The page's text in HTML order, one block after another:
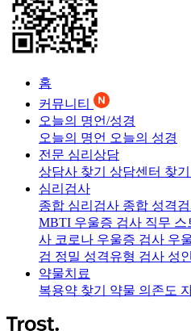
홈
커뮤니티
오늘의 명언/성경
오늘의 명언 오늘의 성경
전문 심리상담
상담사 찾기 상담센터 찾기
심리검사
종합 심리검사 종합 성격
MBTI 우울증 검사 직무 스
사 코로나 우울증 검사 우
검 정밀 성격유형 검사 성
약물치료
복용약 찾기 약물 의존도